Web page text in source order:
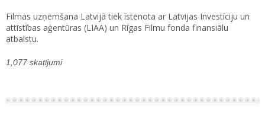
Filmas uzņemšana Latvijā tiek īstenota ar Latvijas Investīciju un
attīstības aģentūras (LIAA) un Rīgas Filmu fonda finansiālu
atbalstu.
1,077 skatījumi